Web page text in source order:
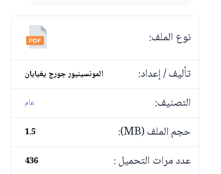
نوع الملف:
تأليف / إعداد:
المونسينيور جورج يغيايان
التصنيف: عام
حجم الملف (MB): 1.5
عدد مرات التحميل : 436